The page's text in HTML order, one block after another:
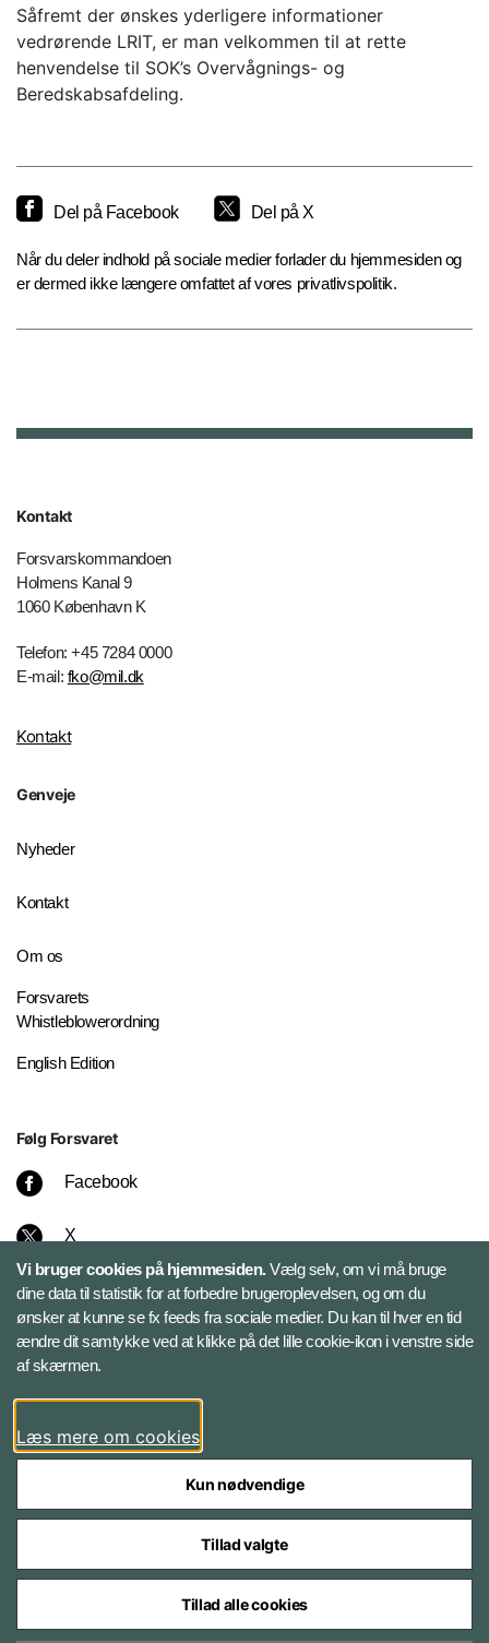
Såfremt der ønskes yderligere informationer
vedrørende LRIT, er man velkommen til at rette
henvendelse til SOK’s Overvågnings- og
Beredskabsafdeling.
Del på Facebook Del på X
Når du deler indhold på sociale medier forlader du hjemmesiden og
er dermed ikke længere omfattet af vores privatlivspolitik.
Kontakt
Forsvarskommandoen
Holmens Kanal 9
1060 København K
Telefon: +45 7284 0000
E-mail: fko@mil.dk
Kontakt
Genveje
Nyheder
Kontakt
Om os
Forsvarets
Whistleblowerordning
English Edition
Følg Forsvaret
Facebook
X
Instagram
Bluesky
LinkedIn
Styrelser og myndigheder under Forsvarsministeriet
Vi bruger cookies på hjemmesiden.Vælg selv, om vi må bruge
dine data til statistik for at forbedre brugeroplevelsen, og om du
ønsker at kunne se fx feeds fra sociale medier. Du kan til hver en tid
ændre dit samtykke ved at klikke på det lille cookie-ikon i venstre side
af skærmen.
Læs mere om cookies
Kun nødvendige
Tillad valgte
Tillad alle cookies